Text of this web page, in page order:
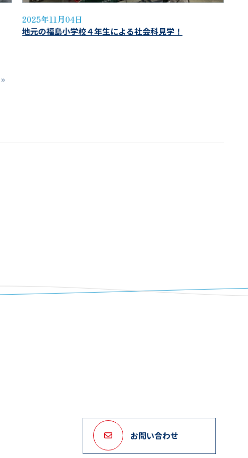
2025年11月04日
地元の福島小学校４年生による社会科見学！
»
お問い合わせ